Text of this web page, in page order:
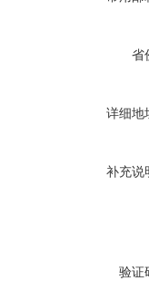
省
详细地
补充说
验证